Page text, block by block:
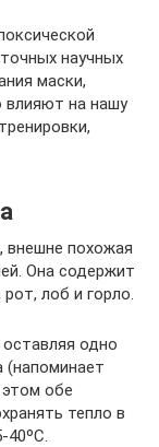
научных
маски,
влияют на нашу
внешне похожая
Она содержит
лоб и горло.
одно
(напоминает
обе
тепло в
40ºС.